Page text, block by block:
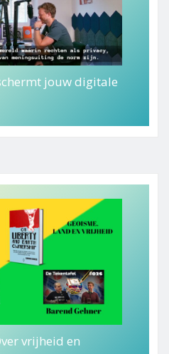
jouw digitale
vrijheid en